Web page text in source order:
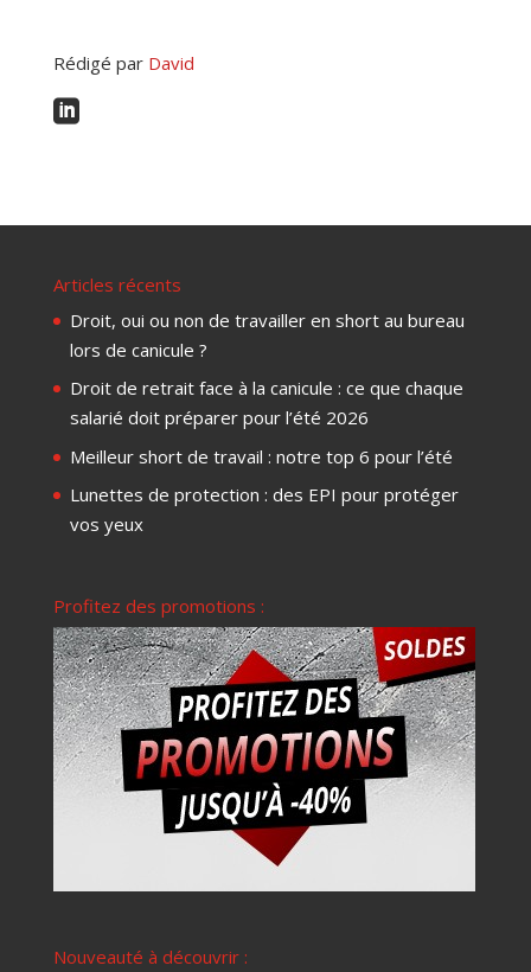
Rédigé par David

Articles récents
Droit, oui ou non de travailler en short au bureau
lors de canicule ?
Droit de retrait face à la canicule : ce que chaque
salarié doit préparer pour l’été 2026
Meilleur short de travail : notre top 6 pour l’été
Lunettes de protection : des EPI pour protéger
vos yeux
Profitez des promotions :
Nouveauté à découvrir :